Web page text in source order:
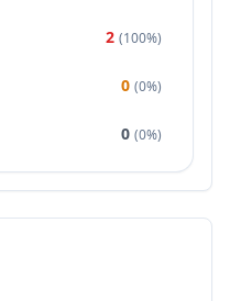
2 (100%)
0 (0%)
0 (0%)